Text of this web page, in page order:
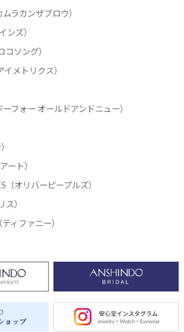
ラカンザブロウ）
ンズ）
ソング）
メトリクス）
フォー オールドアンドニュー）
ート）
（オリバーピープルズ）
）
ィファニー）